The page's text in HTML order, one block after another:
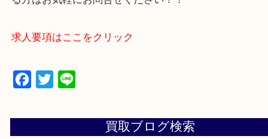
買取大吉アピタタウンけいはんな精華台店に来てよ
思っていただけるよう一点一点、丁寧に査定させて